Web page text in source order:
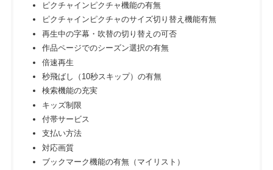
ピクチャインピクチャ機能の有無
ピクチャインピクチャのサイズ切り替え機能有無
再生中の字幕・吹替の切り替えの可否
作品ページでのシーズン選択の有無
倍速再生
秒飛ばし（10秒スキップ）の有無
検索機能の充実
キッズ制限
付帯サービス
支払い方法
対応画質
ブックマーク機能の有無（マイリスト）